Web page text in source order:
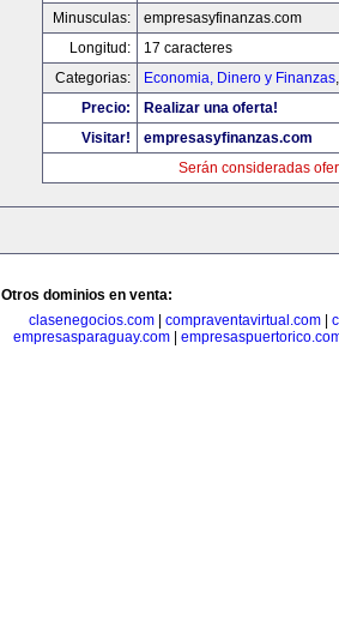
Minusculas:
empresasyfinanzas.com
Longitud:
17 caracteres
Categorias:
Economia, Dinero y Finanzas
Precio:
Realizar una oferta!
Visitar!
empresasyfinanzas.com
Serán consideradas
Otros dominios en venta:
clasenegocios.com| compraventavirtual.com|
empresasparaguay.com|